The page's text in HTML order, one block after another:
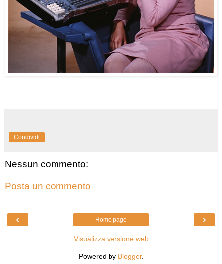
Condividi
Nessun commento:
Posta un commento
‹ ›
Home page
Visualizza versione web
Powered by Blogger.